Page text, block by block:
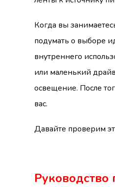
Когда вы
подумать о выборе
внутреннего
или маленький
освещение. После
вас.
Давайте проверим
Руководство